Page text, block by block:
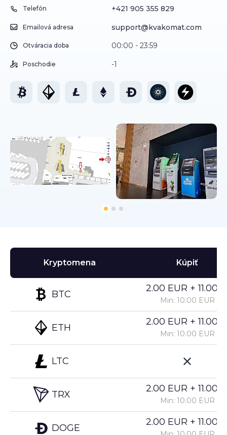
Telefón +421 905 355 829
Emailová adresa support@kvakomat.com
Otváracia doba 00:00 - 23:59
Poschodie -1
Kryptomena
BTC
ETH
LTC
TRX
DOGE
Kúpiť
2.00 EUR +
Min: 10.00 EUR
2.00 EUR +
Min: 10.00 EUR
2.00 EUR +
Min: 10.00 EUR
2.00 EUR +